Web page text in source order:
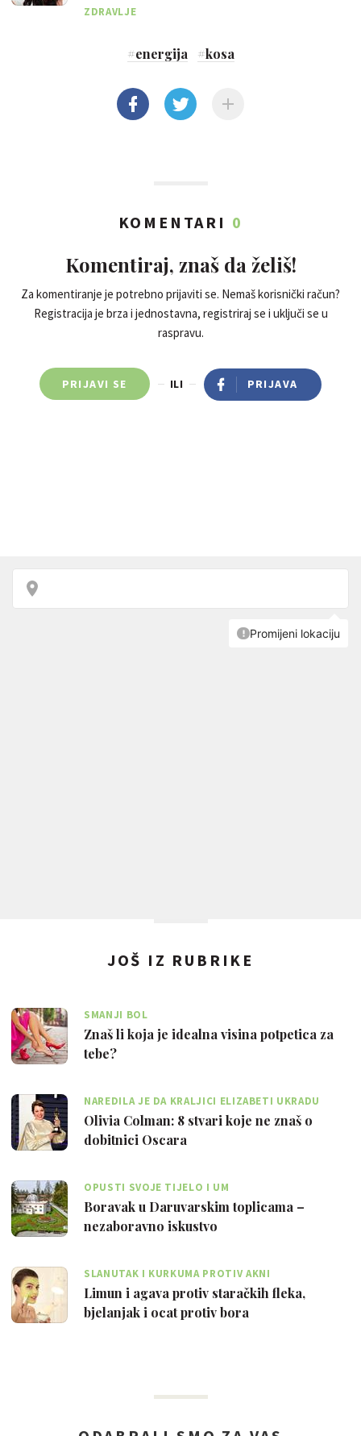
ZDRAVLJE
#energija #kosa
KOMENTARI 0
Komentiraj, znaš da želiš!
Za komentiranje je potrebno prijaviti se. Nemaš korisnički račun?
Registracija je brza i jednostavna, registriraj se i uključi se u
raspravu.
PRIJAVI SE ILI PRIJAVA
JOŠ IZ RUBRIKE
SMANJI BOL
Znaš li koja je idealna visina potpetica za
tebe?
NAREDILA JE DA KRALJICI ELIZABETI UKRADU
TOALETNI PAPIR
Olivia Colman: 8 stvari koje ne znaš o
dobitnici Oscara
OPUSTI SVOJE TIJELO I UM
Boravak u Daruvarskim toplicama –
nezaboravno iskustvo
SLANUTAK I KURKUMA PROTIV AKNI
Limun i agava protiv staračkih fleka,
bjelanjak i ocat protiv bora